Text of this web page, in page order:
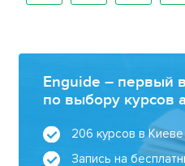
Enguide – первый
по выбору курсов
206 курсов в Киеве
Запись на